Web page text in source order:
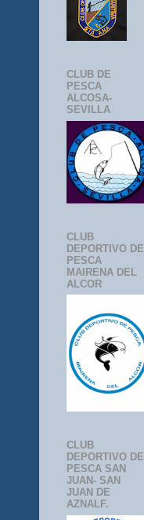
CLUB DE
PESCA
ALCOSA-
SEVILLA
CLUB
DEPORTIVO DE
PESCA
MAIRENA DEL
ALCOR
CLUB
DEPORTIVO DE
PESCA SAN
JUAN- SAN
JUAN DE
AZNALF.